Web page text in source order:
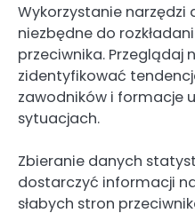
Wykorzystanie narzędzi
niezbędne do
przeciwnika. Przeglądaj
zidentyfikować
zawodników i formacje
sytuacjach.
Zbieranie danych
dostarczyć informacji
słabych stron